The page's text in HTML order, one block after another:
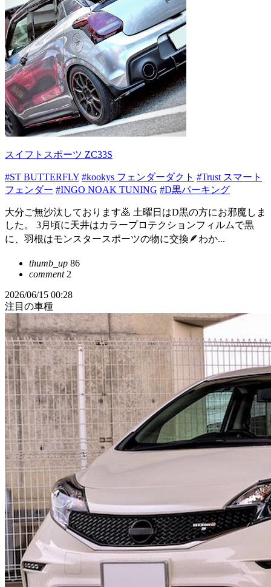
スイフトスポーツ ZC33S
#ST BUTTERFLY #kookys フェンダーダクト #Trust スマート
フェンダー #INGO NOAK TUNING #D黒パーキング
大分ご無沙汰しております🙇 土曜日はD黒の方にお邪魔しま
した。 3月頃に天井はカラープロテクションフィルムで黒
に、羽根はモンスタースポーツの物に交換🪶わか...
thumb_up 86
comment2
2026/06/15 00:28
注目の車種